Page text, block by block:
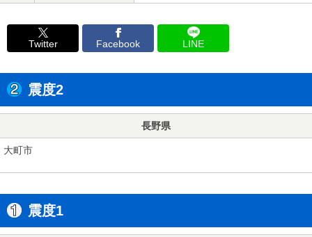
Twitter Facebook LINE
震度2
長野県
大町市
震度1